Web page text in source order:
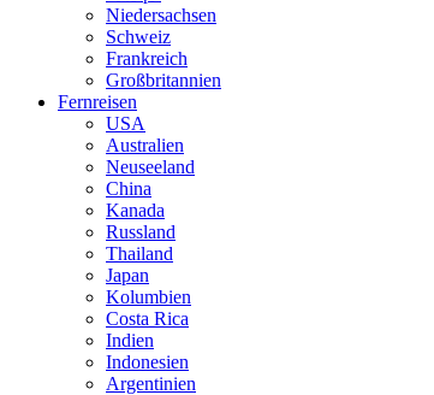
Niedersachsen
Schweiz
Frankreich
Großbritannien
Fernreisen
USA
Australien
Neuseeland
China
Kanada
Russland
Thailand
Japan
Kolumbien
Costa Rica
Indien
Indonesien
Argentinien